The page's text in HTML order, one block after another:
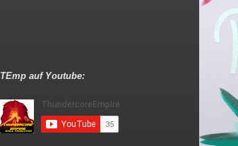
TEmp auf Youtube: